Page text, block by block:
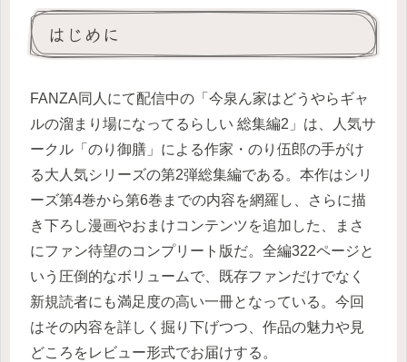
はじめに
FANZA同人にて配信中の「今泉ん家はどうやらギャ
ルの溜まり場になってるらしい 総集編2」は、人気サ
ークル「のり御膳」による作家・のり伍郎の手がけ
る大人気シリーズの第2弾総集編である。本作はシリ
ーズ第4巻から第6巻までの内容を網羅し、さらに描
き下ろし漫画やおまけコンテンツを追加した、まさ
にファン待望のコンプリート版だ。全編322ページと
いう圧倒的なボリュームで、既存ファンだけでなく
新規読者にも満足度の高い一冊となっている。今回
はその内容を詳しく掘り下げつつ、作品の魅力や見
どころをレビュー形式でお届けする。